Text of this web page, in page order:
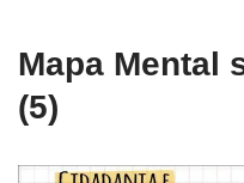
Mapa Mental
(5)